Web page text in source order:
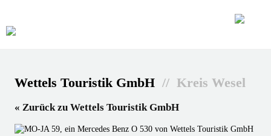
Wettels Touristik GmbH // Kreis Wesel
« Zurück zu Wettels Touristik GmbH